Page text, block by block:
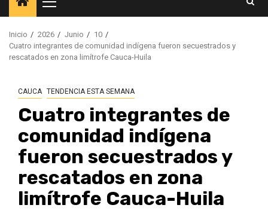
Menú
principal
Inicio 2026 Junio
10
Cuatro integrantes de comunidad indígena fueron secuestrados y
rescatados en zona limítrofe Cauca-Huila
CAUCA TENDENCIA ESTA SEMANA
Cuatro integrantes de
comunidad indígena
fueron secuestrados y
rescatados en zona
limítrofe Cauca-Huila